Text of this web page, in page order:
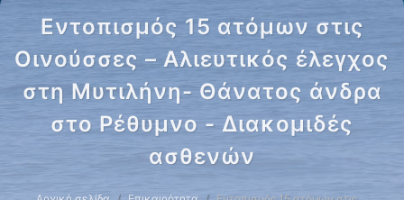
Εντοπισμός 15 ατόμων στις
Οινούσσες – Αλιευτικός έλεγχος
στη Μυτιλήνη- Θάνατος άνδρα
στο Ρέθυμνο - Διακομιδές
ασθενών